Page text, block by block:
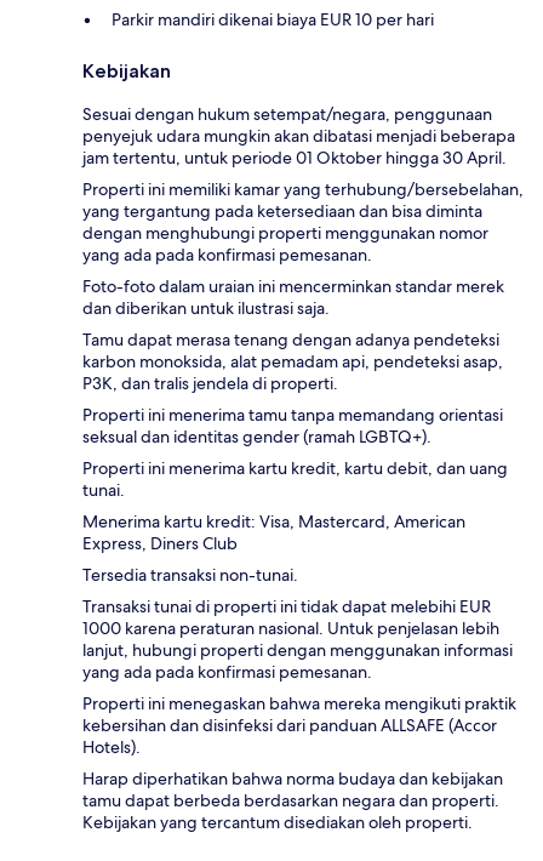
Parkir mandiri dikenai biaya EUR 10 per hari
Kebijakan
Sesuai dengan hukum setempat/negara, penggunaan
penyejuk udara mungkin akan dibatasi menjadi beberapa
jam tertentu, untuk periode 01 Oktober hingga 30 April.
Properti ini memiliki kamar yang terhubung/bersebelahan,
yang tergantung pada ketersediaan dan bisa diminta
dengan menghubungi properti menggunakan nomor
yang ada pada konfirmasi pemesanan.
Foto-foto dalam uraian ini mencerminkan standar merek
dan diberikan untuk ilustrasi saja.
Tamu dapat merasa tenang dengan adanya pendeteksi
karbon monoksida, alat pemadam api, pendeteksi asap,
P3K, dan tralis jendela di properti.
Properti ini menerima tamu tanpa memandang orientasi
seksual dan identitas gender (ramah LGBTQ+).
Properti ini menerima kartu kredit, kartu debit, dan uang
tunai.
Menerima kartu kredit: Visa, Mastercard, American
Express, Diners Club
Tersedia transaksi non-tunai.
Transaksi tunai di properti ini tidak dapat melebihi EUR
1000 karena peraturan nasional. Untuk penjelasan lebih
lanjut, hubungi properti dengan menggunakan informasi
yang ada pada konfirmasi pemesanan.
Properti ini menegaskan bahwa mereka mengikuti praktik
kebersihan dan disinfeksi dari panduan ALLSAFE (Accor
Hotels).
Harap diperhatikan bahwa norma budaya dan kebijakan
tamu dapat berbeda berdasarkan negara dan properti.
Kebijakan yang tercantum disediakan oleh properti.